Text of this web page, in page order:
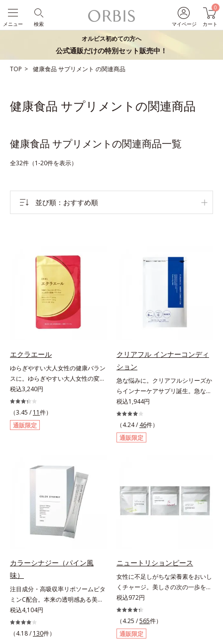
マイページ
0
カート
検索
メニュー
オルビス初めての方へ
公式通販だけの特別セット販売中！
TOP 健康食品サプリメント の関連商品
健康食品 サプリメントの関連商品
健康食品 サプリメントの関連商品一覧
全32件（1-20件を表示）
並び順 おすすめ順
エクラエール
ゆらぎやすい大人女性の健康バラン
スに。ゆらぎやすい大人女性の変化
に寄り添うサプリメントです。2粒
に、女性の心強い味方である大豆イ
ソフラボン55mg(*1)と、金のユー
グレナ®(*2)250mgを配合しまし
た。フランス語で「輝き」を意味す
を、商品名に込めました。*1 アグ
リコン換算28mg*2 ユーグレナグラ
シリス粉末 金のユーグレナは株式
会社神鋼環境ソリューションの登録
商標です。
税込3,240円
（3.45 / 11件）
通販限定
クリアフル インナーコンディ
ション
急な悩みに。クリアフルシリーズか
らインナーケアサプリ誕生。急な悩
みに。ケアに行き詰まったすべての
女性に送る、「クリアフルシリー
ズ」のオールインワンサプリメント
です。ビタミンB1とB2を配合。ビ
タミンB6とビタミンCは、タイムリ
ラミドをプラス。さらにストレス社
会に負けないためのGABAも配合し
ました。現代社会を生き抜く女性の
すこやかな毎日を応援します。
税込1,944円
（4.24 / 46件）
通販限定
カラーシナジー（パイン風
味）
注目成分・高吸収率リポソームビタ
ミンC配合。本来の透明感ある美し
さを目指す美容サプリメント。みん
なが目指す美しさのゴールは、透明
感でした。注目成分リポソームビタ
税込4,104円
（4.18 / 130件）
ニュートリションピース
女性に不足しがちな栄養素をおいし
くチャージ。美しさの次の一歩を引
き出すタブレット。現代女性に不足
しがちな栄養素に着目。ぽいっとひ
と口補いやすい６種類の「キレイの
素」、タブレットタイプのサプリメ
ントシリーズです。女性の不足栄養
税込972円
（4.25 /565件）
通販限定